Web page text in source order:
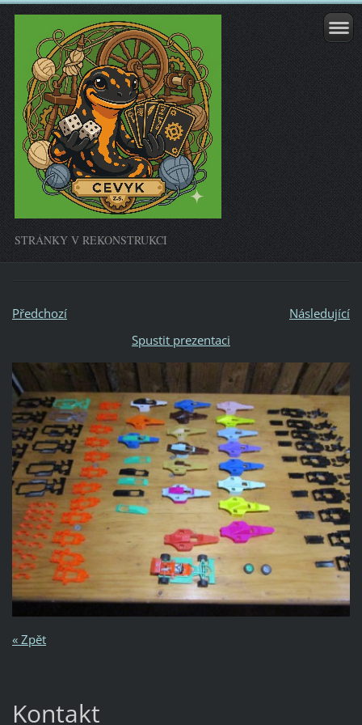
STRÁNKY V REKONSTRUKCI
Předchozí
Následující
Spustit prezentaci
« Zpět
Kontakt